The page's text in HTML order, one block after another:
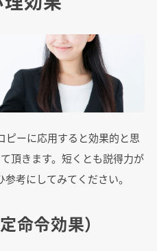
ピーに応用すると効果的と思
頂きます。短くとも説得力が
考にしてみてください。
命令効果）